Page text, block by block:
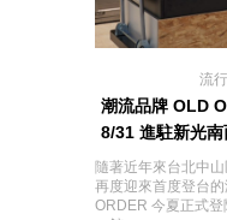
流
潮流品牌 OLD
8/31 進駐新光
隨著近年來台北中
再度迎來首度登台
ORDER 今夏正式